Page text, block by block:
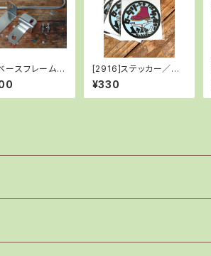
ースフレーム/
カブ・クロスカ
[2916]ステッカー／８
ホール
¥330